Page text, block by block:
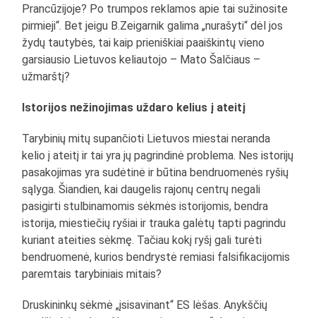
Prancūzijoje? Po trumpos reklamos apie tai sužinosite
pirmieji“. Bet jeigu B.Zeigarnik galima „nurašyti“ dėl jos
žydų tautybės, tai kaip prieniškiai paaiškintų vieno
garsiausio Lietuvos keliautojo – Mato Šalčiaus –
užmarštį?
Istorijos nežinojimas uždaro kelius į ateitį
Tarybinių mitų supančioti Lietuvos miestai neranda
kelio į ateitį ir tai yra jų pagrindinė problema. Nes istorijų
pasakojimas yra sudėtinė ir būtina bendruomenės ryšių
sąlyga. Šiandien, kai daugelis rajonų centrų negali
pasigirti stulbinamomis sėkmės istorijomis, bendra
istorija, miestiečių ryšiai ir trauka galėtų tapti pagrindu
kuriant ateities sėkmę. Tačiau kokį ryšį gali turėti
bendruomenė, kurios bendrystė remiasi falsifikacijomis
paremtais tarybiniais mitais?
Druskininkų sėkmė „įsisavinant“ ES lėšas. Anykščių